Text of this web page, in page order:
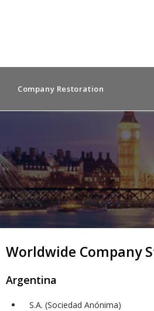
Company Restoration
Worldwide Company
Argentina
S.A. (Sociedad Anónima)